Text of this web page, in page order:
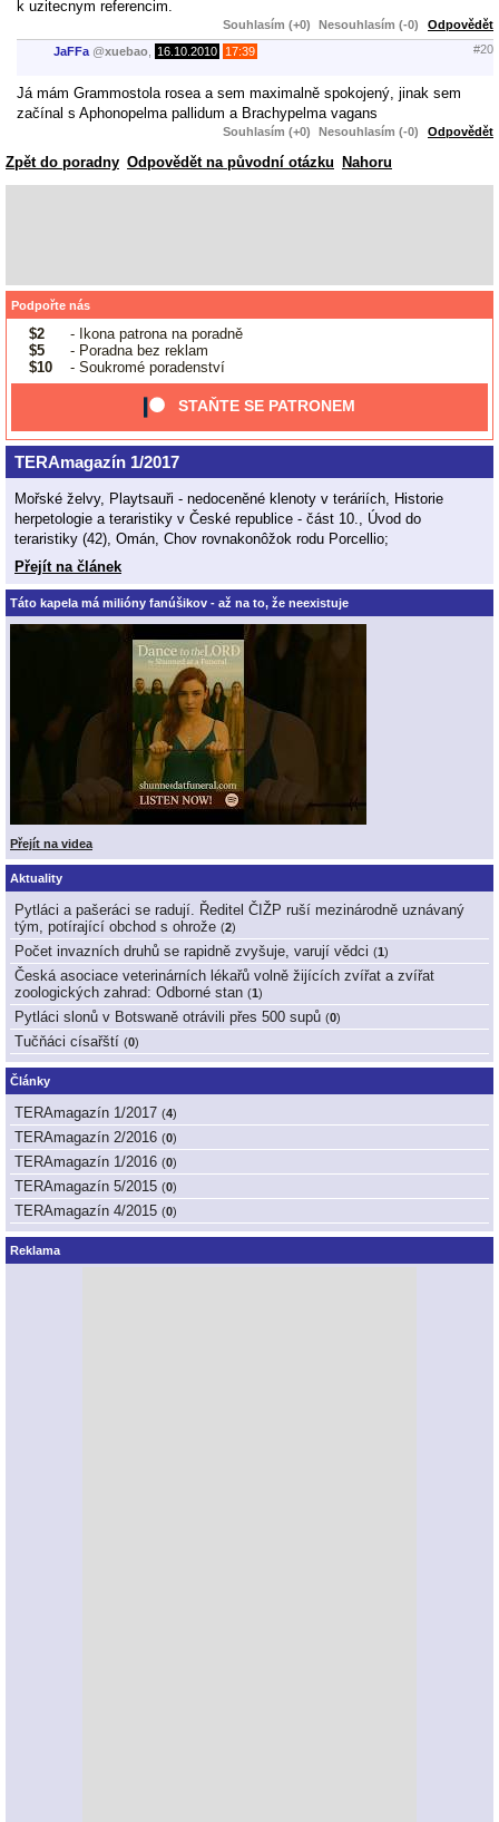
k uzitecnym referencim.
Souhlasím (+0) Nesouhlasím (-0) Odpovědět
JaFFa @xuebao 16.10.2010 17:39 #20
Já mám Grammostola rosea a sem maximalně spokojený, jinak sem
začínal s Aphonopelma pallidum a Brachypelma vagans
Souhlasím (+0) Nesouhlasím (-0) Odpovědět
Zpět do poradny Odpovědět na původní otázku Nahoru
Podpořte nás
$2
- Ikona patrona na poradně
$5
- Poradna bez reklam
$10
- Soukromé poradenství
STAŇTE SE PATRONEM
TERAmagazín 1/2017
Mořské želvy, Playtsauři - nedoceněné klenoty v teráriích, Historie
herpetologie a teraristiky v České republice - část 10., Úvod do
teraristiky (42), Omán, Chov rovnakonôžok rodu Porcellio;
Přejít na článek
Táto kapela má milióny fanúšikov - až na to, že neexistuje
Přejít na videa
Aktuality
Pytláci a pašeráci se radují. Ředitel ČIŽP ruší mezinárodně uznávaný
tým, potírající obchod s ohrože (2)
Počet invazních druhů se rapidně zvyšuje, varují vědci (1)
Česká asociace veterinárních lékařů volně žijících zvířat a zvířat
zoologických zahrad: Odborné stan (1)
Pytláci slonů v Botswaně otrávili přes 500 supů (0)
Tučňáci císařští (0)
Články
TERAmagazín 1/2017 (4)
TERAmagazín 2/2016 (0)
TERAmagazín 1/2016 (0)
TERAmagazín 5/2015 (0)
TERAmagazín 4/2015 (0)
Reklama